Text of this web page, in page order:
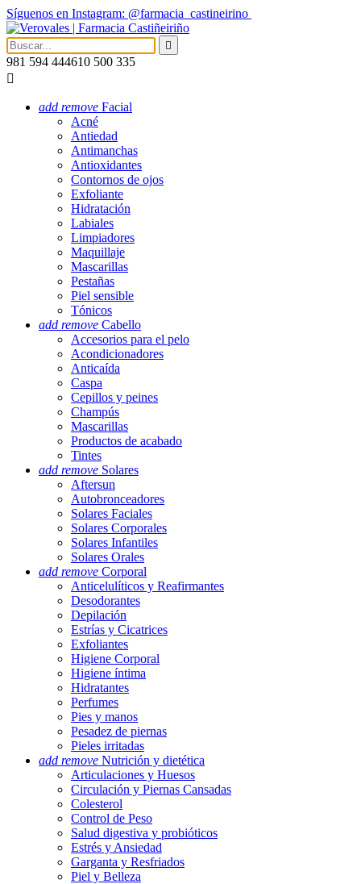
Síguenos en Instagram: @farmacia_castineirino

981 594 444610 500 335

add remove Facial
Acné
Antiedad
Antimanchas
Antioxidantes
Contornos de ojos
Exfoliante
Hidratación
Labiales
Limpiadores
Maquillaje
Mascarillas
Pestañas
Piel sensible
Tónicos
add remove Cabello
Accesorios para el pelo
Acondicionadores
Anticaída
Caspa
Cepillos y peines
Champús
Mascarillas
Productos de acabado
Tintes
add remove Solares
Aftersun
Autobronceadores
Solares Faciales
Solares Corporales
Solares Infantiles
Solares Orales
add remove Corporal
Anticelulíticos y Reafirmantes
Desodorantes
Depilación
Estrías y Cicatrices
Exfoliantes
Higiene Corporal
Higiene íntima
Hidratantes
Perfumes
Pies y manos
Pesadez de piernas
Pieles irritadas
add remove Nutrición y dietética
Articulaciones y Huesos
Circulación y Piernas Cansadas
Colesterol
Control de Peso
Salud digestiva y probióticos
Estrés y Ansiedad
Garganta y Resfriados
Piel y Belleza